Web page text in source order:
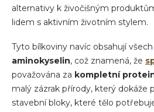
alternativy k živočišným
lidem s aktivním životním stylem.
Tyto bílkoviny navíc obsahují všech
aminokyselin, což znamená, že
považována za kompletní
malý zázrak přírody, který dokáže
stavební bloky, které tělo